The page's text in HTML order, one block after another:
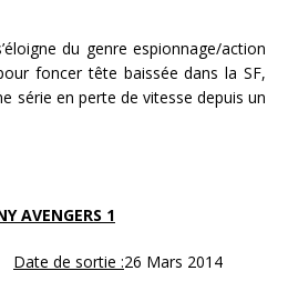
du genre espionnage/action
foncer tête baissée dans la SF,
série en perte de vitesse depuis un
AVENGERS 1
Date de sortie :26 Mars 2014